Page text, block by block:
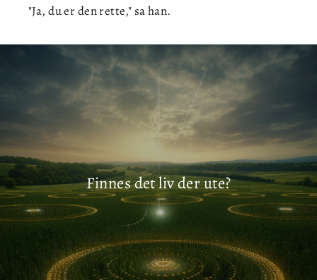
"Ja, du er den rette," sa han.
Prøver de å ta kontakt?